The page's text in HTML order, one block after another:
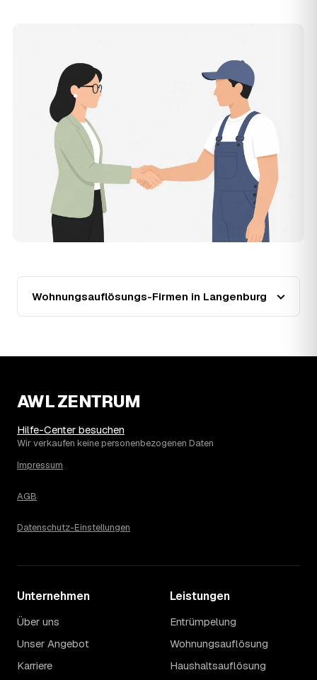
Werden Wohnungsauflösungen in Langenburg
teurer?
Seit 2020 verlief die Preisentwicklung in Langenburg
steigend (+38 %), mit dem bisherigen Höchststand im
Jahr 2023. Eine Prognose lässt sich daraus nicht
ableiten, aber wer frühzeitig anfragt, sichert sich das
aktuelle Preisniveau als Festpreis — unabhängig von der
weiteren Marktentwicklung.
Warum liegt die Preisspanne zwischen 750 und
2.990 € in Langenburg?
Die Spanne ergibt sich vor allem aus Wohnfläche und
Möblierungsgrad: Eine kleine, kaum möblierte Wohnung
Endpreis zusätzlich. Den genauen Betrag für Ihre
Wohnung erfahren Sie erst nach einer kurzen,
Wohnungsauflösungs-Firmen in Langenburg
AWL ZENTRUM
Hilfe-Center besuchen
Wir verkaufen keine personenbezogenen Daten
Impressum
AGB
Datenschutz-Einstellungen
Unternehmen
Über uns
Unser Angebot
Karriere
Leistungen
Entrümpelung
Wohnungsauflösung
Haushaltsauflösung